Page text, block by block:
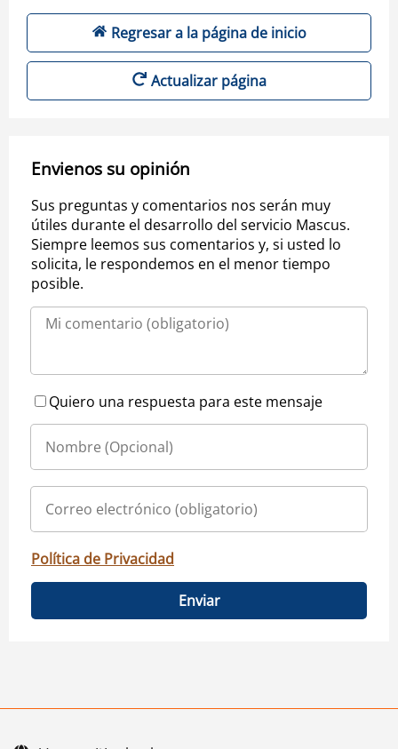
Regresar a la página de inicio
Actualizar página
Envienos su opinión
Sus preguntas y comentarios nos serán muy
útiles durante el desarrollo del servicio Mascus.
Siempre leemos sus comentarios y, si usted lo
solicita, le respondemos en el menor tiempo
posible.
Quiero una respuesta para este mensaje
Política de Privacidad
Enviar